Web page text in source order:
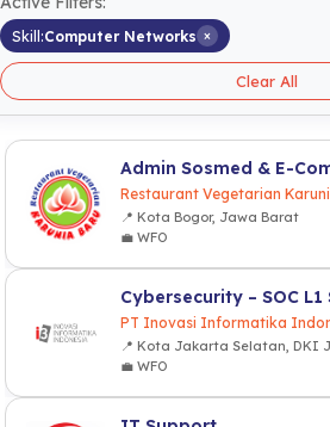
Skill:Computer Networks ×
Clear All
Admin Sosmed & E-
Restaurant Vegetarian
📍 Kota Bogor, Jawa Barat
💼 WFO
Cybersecurity – SOC
PT Inovasi Informatika
📍 Kota Jakarta Selatan, DKI
💼 WFO